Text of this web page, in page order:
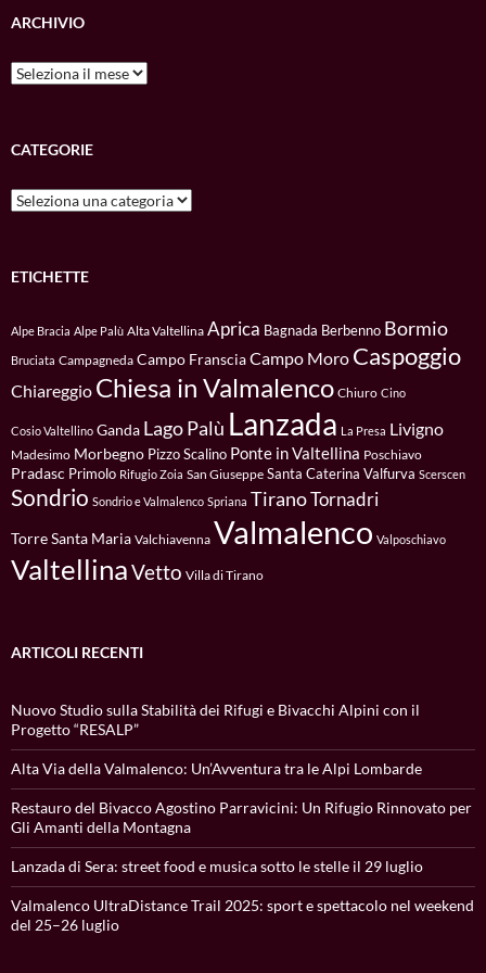
ARCHIVIO
Archivio
CATEGORIE
Categorie
ETICHETTE
Alpe Bracia Alpe Palù Alta Valtellina Aprica Bagnada Berbenno Bormio
Bruciata Campagneda Campo FransciaCampo Moro Caspoggio
Chiareggio Chiesa in Valmalenco Chiuro Cino
Cosio Valtellino Ganda Lago Palù Lanzada La Presa Livigno
Madesimo Morbegno Pizzo Scalino Ponte in Valtellina Poschiavo
Pradasc Primolo Rifugio Zoia San Giuseppe Santa Caterina Valfurva Scerscen
Sondrio Sondrio e Valmalenco Spriana TiranoTornadri
Torre Santa Maria Valchiavenna Valmalenco Valposchiavo
ValtellinaVetto Villa di Tirano
ARTICOLI RECENTI
Nuovo Studio sulla Stabilità dei Rifugi e Bivacchi Alpini con il
Progetto “RESALP”
Alta Via della Valmalenco: Un’Avventura tra le Alpi Lombarde
Restauro del Bivacco Agostino Parravicini: Un Rifugio Rinnovato per
Gli Amanti della Montagna
Lanzada di Sera: street food e musica sotto le stelle il 29 luglio
Valmalenco UltraDistance Trail 2025: sport e spettacolo nel weekend
del 25–26 luglio